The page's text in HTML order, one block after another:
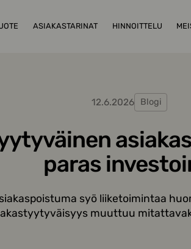
ASIAKASTARINAT HINNOITTELU
12.6.2026 Blogi
paras
syö liiketoimintaa
muuttuu